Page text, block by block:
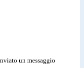
un messaggio